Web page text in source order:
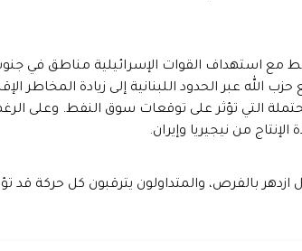
مع استهداف القوات الإسرائيلية مناطق في
الله عبر الحدود اللبنانية إلى زيادة المخاطر
التي تؤثر على توقعات سوق النفط. وعلى
من نيجيريا وإيران.
ازدهر بالفرص، والمتداولون يترقبون كل حركة قد